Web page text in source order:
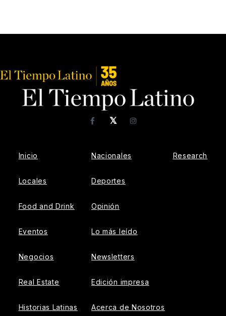
𝕏
FacebookInstagram
Inicio
Locales
Food and Drink
Eventos
Negocios
Real Estate
Historias Latinas
Nacionales
Deportes
Opinión
Lo más leído
Newsletters
Edición impresa
Acerca de Nosotros
Research